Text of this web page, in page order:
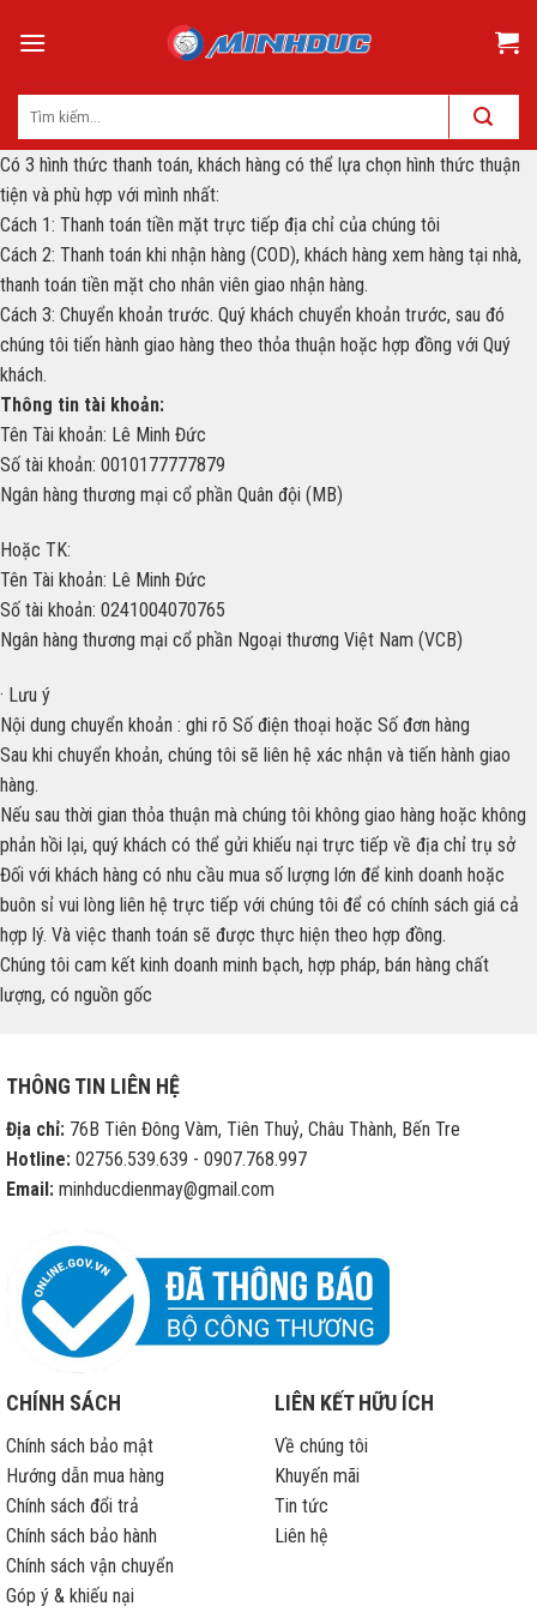
Có 3 hình thức thanh toán, khách hàng có thể lựa chọn hình thức thuận
tiện và phù hợp với mình nhất:
Cách 1: Thanh toán tiền mặt trực tiếp địa chỉ của chúng tôi
Cách 2: Thanh toán khi nhận hàng (COD), khách hàng xem hàng tại nhà,
thanh toán tiền mặt cho nhân viên giao nhận hàng.
Cách 3: Chuyển khoản trước. Quý khách chuyển khoản trước, sau đó
chúng tôi tiến hành giao hàng theo thỏa thuận hoặc hợp đồng với Quý
khách.
Thông tin tài khoản:
Tên Tài khoản: Lê Minh Đức
Số tài khoản: 0010177777879
Ngân hàng thương mại cổ phần Quân đội (MB)
Hoặc TK:
Tên Tài khoản: Lê Minh Đức
Số tài khoản: 0241004070765
Ngân hàng thương mại cổ phần Ngoại thương Việt Nam (VCB)
· Lưu ý
Nội dung chuyển khoản : ghi rõ Số điện thoại hoặc Số đơn hàng
Sau khi chuyển khoản, chúng tôi sẽ liên hệ xác nhận và tiến hành giao
hàng.
Nếu sau thời gian thỏa thuận mà chúng tôi không giao hàng hoặc không
phản hồi lại, quý khách có thể gửi khiếu nại trực tiếp về địa chỉ trụ sở
Đối với khách hàng có nhu cầu mua số lượng lớn để kinh doanh hoặc
buôn sỉ vui lòng liên hệ trực tiếp với chúng tôi để có chính sách giá cả
hợp lý. Và việc thanh toán sẽ được thực hiện theo hợp đồng.
Chúng tôi cam kết kinh doanh minh bạch, hợp pháp, bán hàng chất
lượng, có nguồn gốc
THÔNG TIN LIÊN HỆ
Địa chỉ: 76B Tiên Đông Vàm, Tiên Thuỷ, Châu Thành, Bến Tre
Hotline: 02756.539.639 - 0907.768.997
Email: minhducdienmay@gmail.com
CHÍNH SÁCH
Chính sách bảo mật
Hướng dẫn mua hàng
Chính sách đổi trả
Chính sách bảo hành
Chính sách vận chuyển
Góp ý & khiếu nại
LIÊN KẾT HỮU ÍCH
Về chúng tôi
Khuyến mãi
Tin tức
Liên hệ